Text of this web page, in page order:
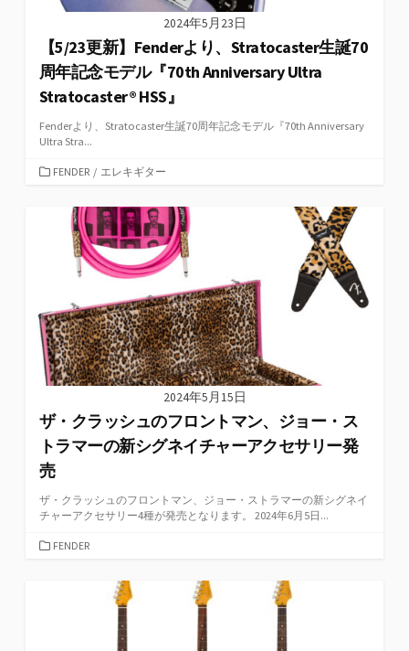
2024年5月23日
【5/23更新】Fenderより、Stratocaster生誕70
周年記念モデル『70th Anniversary Ultra
Stratocaster® HSS』
Fenderより、Stratocaster生誕70周年記念モデル『70th Anniversary
Ultra Stra...
カFENDER / エレキギター
2024年5月15日
ザ・クラッシュのフロントマン、ジョー・ス
トラマーの新シグネイチャーアクセサリー発
売
ザ・クラッシュのフロントマン、ジョー・ストラマーの新シグネイ
チャーアクセサリー4種が発売となります。 2024年6月5日...
カFENDER